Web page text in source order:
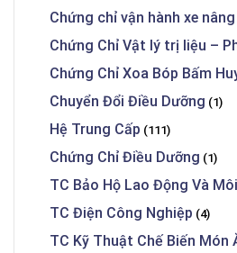
Chứng chỉ vận hành xe nâng
Chứng Chỉ Vật lý trị liệu –
Chứng Chỉ Xoa Bóp Bấm
Chuyển Đổi Điều Dưỡng (1)
Hệ Trung Cấp (111)
Chứng Chỉ Điều Dưỡng (1)
TC Bảo Hộ Lao Động Và
TC Điện Công Nghiệp (4)
TC Kỹ Thuật Chế Biến Món